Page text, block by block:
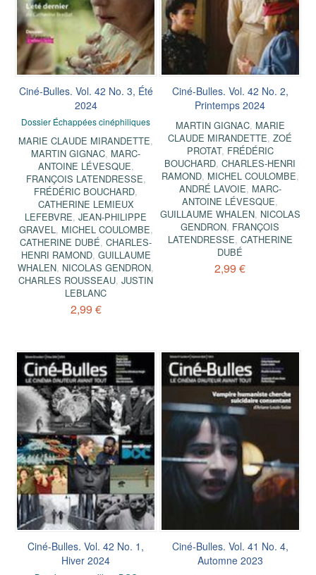
Ciné-Bulles. Vol. 42 No. 3, Été
2024
Dossier Échappées cinéphiliques
MARIE CLAUDE MIRANDETTE,
MARTIN GIGNAC, MARC-
ANTOINE LÉVESQUE,
FRANÇOIS LATENDRESSE,
FRÉDÉRIC BOUCHARD,
CATHERINE LEMIEUX
LEFEBVRE,JEAN-PHILIPPE
GRAVEL, MICHEL COULOMBE,
CATHERINE DUBÉ,CHARLES-
HENRI RAMOND, GUILLAUME
WHALEN, NICOLAS GENDRON,
CHARLES ROUSSEAU,JUSTIN
LEBLANC
2,99 €
Ciné-Bulles. Vol. 42 No. 2,
Printemps 2024
MARTIN GIGNAC, MARIE
CLAUDE MIRANDETTE,ZOÉ
PROTAT, FRÉDÉRIC
BOUCHARD,CHARLES-HENRI
RAMOND, MICHEL COULOMBE,
ANDRÉ LAVOIE, MARC-
ANTOINE LÉVESQUE,
GUILLAUME WHALEN, NICOLAS
GENDRON, FRANÇOIS
LATENDRESSE, CATHERINE
DUBÉ
2,99 €
Ciné-Bulles. Vol. 42 No. 1,
Hiver 2024
Ciné-Bulles. Vol. 41 No. 4,
Automne 2023